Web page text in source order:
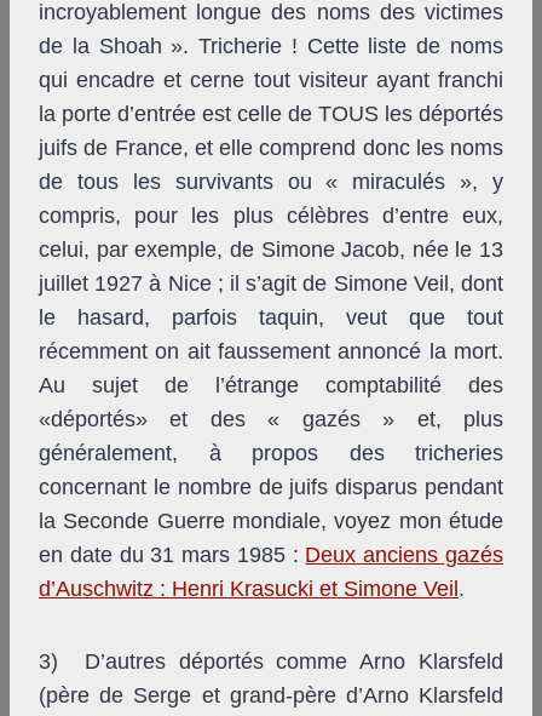
incroyablement longue des noms des victimes
de la Shoah ». Tricherie ! Cette liste de noms
qui encadre et cerne tout visiteur ayant franchi
la porte d’entrée est celle de TOUS les déportés
juifs de France, et elle comprend donc ​les noms
de tous les survivants ou « miraculés », y
compris, pour les plus célèbres d’entre eux,
celui​, par exemple,​ de Simone Jacob, née le 13
juillet 192​7​ à Nice ; il s’agit de Simone Veil, dont
le hasard, parfois taquin, veut que tout
récemment on ait faussement annoncé la mort.
Au sujet de l’étrange comptabilité des
«déportés» et des « gazés » et, plus
généralement, à propos des tricheries
concernant le nombre de juifs disparus pendant
la Seconde Guerre mondiale, voyez mon étude
en date du 31 mars 1985 : Deux anciens gazés
d’Auschwitz : Henri Krasucki et Simone Veil .
3) D’autres déportés comme Arno Klarsfeld
(père de Serge et grand-père d’Arno Klarsfeld